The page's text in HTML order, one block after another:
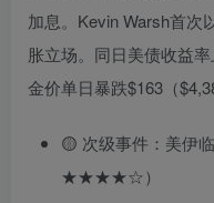
加息。Kevin Warsh首次
胀立场。同日美债收益
金价单日暴跌$163（
🟡 次级事件：美伊
★★★★☆）